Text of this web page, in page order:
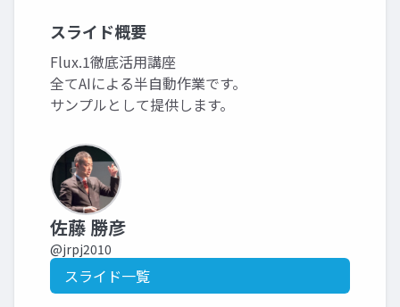
スライド概要
Flux.1徹底活用講座
全てAIによる半自動作業です。
サンプルとして提供します。
佐藤 勝彦
@jrpj2010
スライド一覧